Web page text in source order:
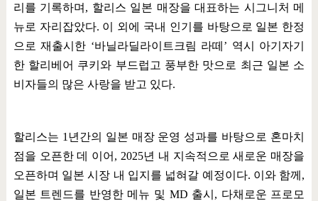
리를 기록하며 , 할리스 일본 매장을 대표하는 시그니처 메
뉴로 자리잡았다. 이 외에 국내 인기를 바탕으로 일본 한정
으로 재출시한 ‘바닐라딜라이트크림 라떼 ’ 역시 아기자기
한 할리베어 쿠키와 부드럽고 풍부한 맛으로 최근 일본 소
비자들의 많은 사랑을 받고 있다.
할리스는 1 년간의 일본 매장 운영 성과를 바탕으로 혼마치
점을 오픈한 데 이어 , 2025년 내 지속적으로 새로운 매장을
오픈하며 일본 시장 내 입지를 넓혀갈 예정이다. 이와 함께 ,
일본 트렌드를 반영한 메뉴 및 MD 출시 , 다채로운 프로모